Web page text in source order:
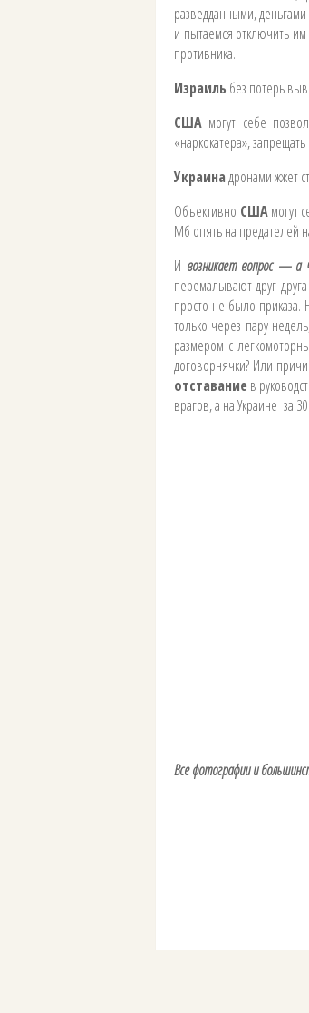
разведданными,
и пытаемся отключить
противника.
Израиль без потерь
США могут себе
«наркокатера»,
Украинадронами жжет
Объективно СШАмогут
Мб опять на предателей
И возникает вопрос — а
перемалывают друг
просто не было приказа.
только через пару
размером с
договорнячки? Или
отставание в
врагов, а на Украине за
Все фотографии и